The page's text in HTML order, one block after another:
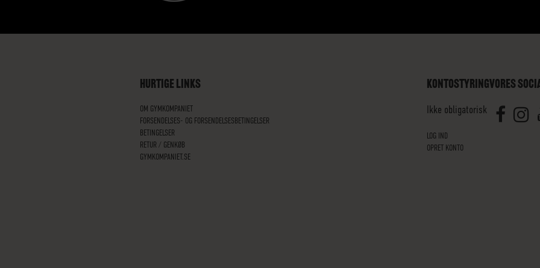
HURTIGE LINKS
OM GYMKOMPANIET
FORSENDELSES- OG FORSENDELSESBETINGELSER
BETINGELSER
RETUR / GENKØB
GYMKOMPANIET.SE
KONTOSTYRING
Ikke obligatorisk
LOG IND
OPRET KONTO
VORES